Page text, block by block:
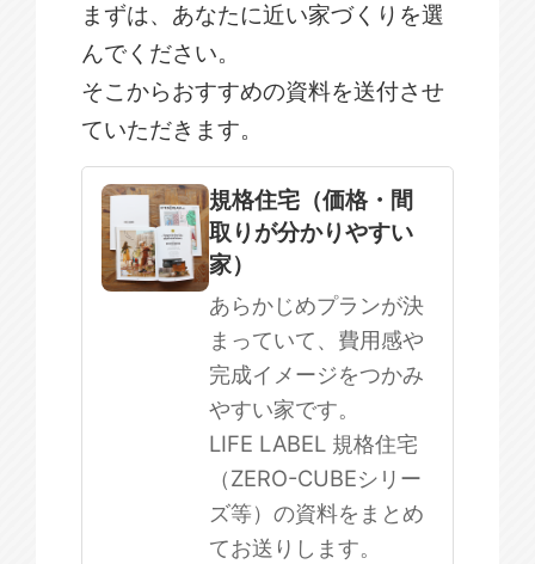
まずは、あなたに近い家づくりを選
んでください。
そこからおすすめの資料を送付させ
ていただきます。
規格住宅
注文住宅
SOWOOD
まだ何も決まっていない
規格住宅（価格・間
取りが分かりやすい
家）
あらかじめプランが決
まっていて、費用感や
完成イメージをつかみ
やすい家です。
LIFE LABEL 規格住宅
（ZERO-CUBEシリー
ズ等）の資料をまとめ
てお送りします。